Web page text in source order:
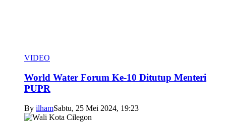
VIDEO
World Water Forum Ke-10 Ditutup Menteri
PUPR
By ilhamSabtu, 25 Mei 2024, 19:23